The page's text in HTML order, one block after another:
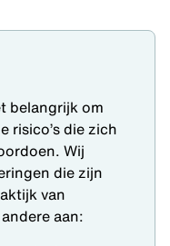
belangrijk om
risico’s die zich
Wij
die zijn
van
aan: